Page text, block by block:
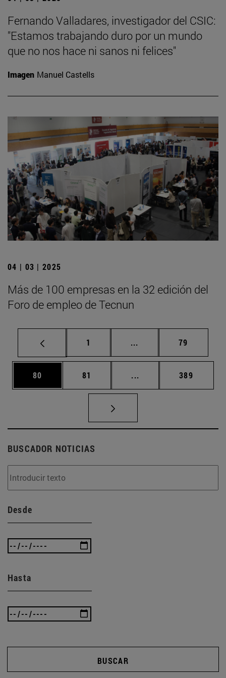
Fernando Valladares, investigador del CSIC:
"Estamos trabajando duro por un mundo
que no nos hace ni sanos ni felices"
Imagen Manuel Castells
04 | 03 | 2025
Más de 100 empresas en la 32 edición del
Foro de empleo de Tecnun
Página
1 ... Páginas intermedias
Página
79
Página
80 Página
81 ... Páginas intermedias
Página
389
BUSCADOR NOTICIAS
Desde
Hasta
BUSCAR